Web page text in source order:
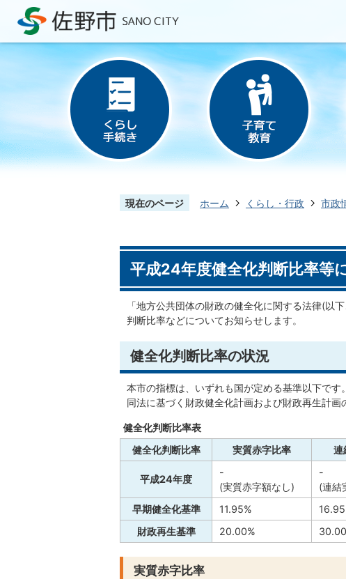
現在のページ ホーム くらし・行政 市政
平成24年度健全化判断比率等
「地方公共団体の財政の健全化に関する法律(以
判断比率などについてお知らせします。
健全化判断比率の状況
本市の指標は、いずれも国が定める基準以下です
同法に基づく財政健全化計画および財政再生計画
健全化判断比率表
健全化判断比率
実質赤字比率 連
平成24年度
-
(実質赤字額なし)
-
(連結
早期健全化基準 11.95%
財政再生基準
20.00%
実質赤字比率